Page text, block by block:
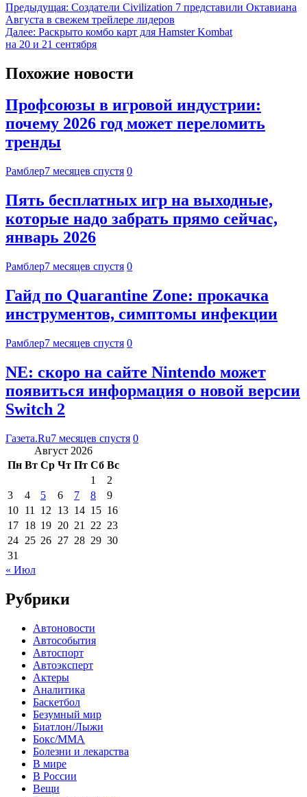
Предыдущая: Создатели Civilization 7 представили Октавиана
Августа в свежем трейлере лидеров
Далее: Раскрыто комбо карт для Hamster Kombat
на 20 и 21 сентября
Похожие новости
Профсоюзы в игровой индустрии:
почему 2026 год может переломить
тренды
Рамблер7 месяцев спустя 0
Пять бесплатных игр на выходные,
которые надо забрать прямо сейчас,
январь 2026
Рамблер7 месяцев спустя 0
Гайд по Quarantine Zone: прокачка
инструментов, симптомы инфекции
Рамблер7 месяцев спустя 0
NE: скоро на сайте Nintendo может
появиться информация о новой версии
Switch 2
Газета.Ru7 месяцев спустя 0
Август 2026
Пн Вт Ср Чт Пт Сб Вс
1
2
3
4 5 6 7 8
9
10 11 12 13 14 15 16
17 18 19 20 21 22 23
24 25 26 27 28 29 30
31
« Июл
Рубрики
Автоновости
Автособытия
Автоспорт
Автоэксперт
Актеры
Аналитика
Баскетбол
Безумный мир
Биатлон/Лыжи
Бокс/MMA
Болезни и лекарства
В мире
В России
Вещи